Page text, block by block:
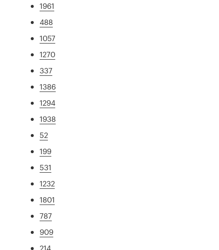
1961
488
1057
1270
337
1386
1294
1938
52
199
531
1232
1801
787
909
214